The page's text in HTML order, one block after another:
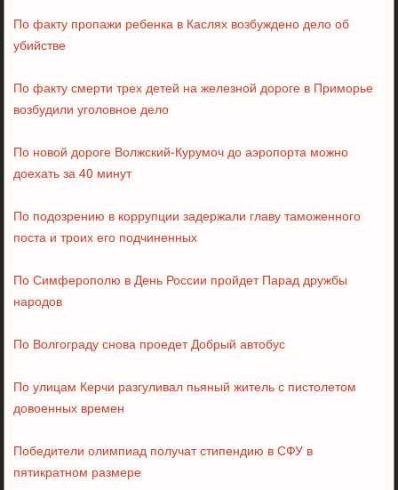
По факту пропажи ребенка в Каслях возбуждено дело об
убийстве
По факту смерти трех детей на железной дороге в Приморье
возбудили уголовное дело
По новой дороге Волжский-Курумоч до аэропорта можно
доехать за 40 минут
По подозрению в коррупции задержали главу таможенного
поста и троих его подчиненных
По Симферополю в День России пройдет Парад дружбы
народов
По Волгограду снова проедет Добрый автобус
По улицам Керчи разгуливал пьяный житель с пистолетом
довоенных времен
Победители олимпиад получат стипендию в СФУ в
пятикратном размере